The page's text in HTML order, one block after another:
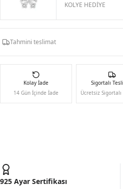
KOLYE HEDİYE
Tahmini teslimat
Kolay İade
14 Gün İçinde İade
Sigortalı
Ücretsiz
925 Ayar Sertifikası